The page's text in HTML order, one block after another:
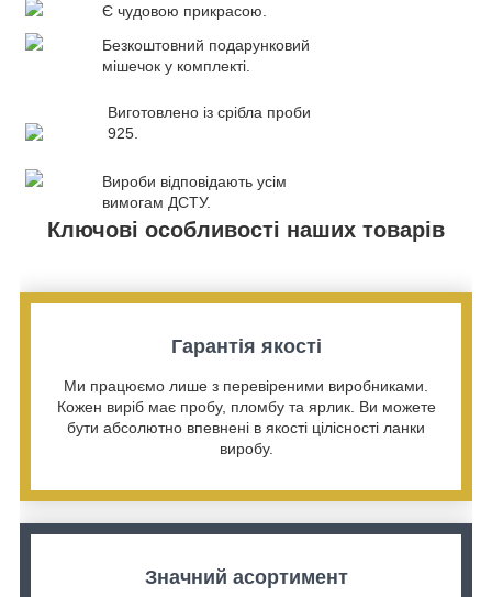
Є чудовою прикрасою.
Безкоштовний подарунковий
мішечок у комплекті.
Виготовлено із срібла проби
925.
Вироби відповідають усім
вимогам ДСТУ.
Ключові особливості наших товарів
Гарантія якості
Ми працюємо лише з перевіреними виробниками.
Кожен виріб має пробу, пломбу та ярлик. Ви можете
бути абсолютно впевнені в якості цілісності ланки
виробу.
Значний асортимент